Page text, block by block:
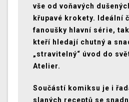
vše od voňavých
křupavé krokety. Ideální
fanoušky hlavní série,
kteří hledají chutný a
„stravitelný“ úvod do
Atelier.
Součástí komiksu je i
slaných receptů se